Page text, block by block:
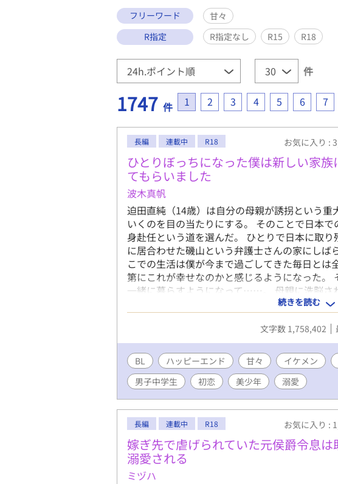
フリーワード
甘々
R指定
R指定なし R15 R18
件
1747 件 1 2 3 4 5 6 7
長編 連載中 R18 お気に入り :
ひとりぼっちになった僕は新しい家族
てもらいました
波木真帆
迫田直純（14歳）は自分の母親が誘拐という重
いくのを目の当たりにする。 そのことで日本
身赴任という道を選んだ。 ひとりで日本に取
に居合わせた磯山という弁護士さんの家にしば
こでの生活は僕が今まで過ごしてきた毎日とは
第にこれが幸せなのかと感じるようになった。
一緒に暮らすようになって……。 母親に洗脳さ
直純に好意を持つ高校生の昇との可愛らしい恋
ったお荷物な僕がセレブなイケメン社長に甘々
ップルだったのですが、最近ものすごくこの2
ルの話が進まないので、直純が磯山先生宅にお
ることにしました。 とりあえずあちらの話を移
ようと思っています。 年齢の都合もありR18ま
は※つけます。
続きを読む
文字数 1,758,402
BL ハッピーエンド 甘々 イケメン
男子中学生
初恋 美少年 溺愛
長編 連載中 R18 お気に入り :
嫁ぎ先で虐げられていた元侯爵令息は
溺愛される
ミヅハ